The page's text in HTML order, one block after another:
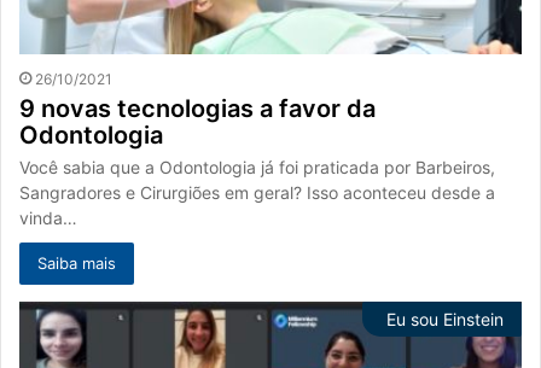
26/10/2021
9 novas tecnologias a favor da
Odontologia
Você sabia que a Odontologia já foi praticada por Barbeiros,
Sangradores e Cirurgiões em geral? Isso aconteceu desde a
vinda…
Saiba mais
Eu sou Einstein